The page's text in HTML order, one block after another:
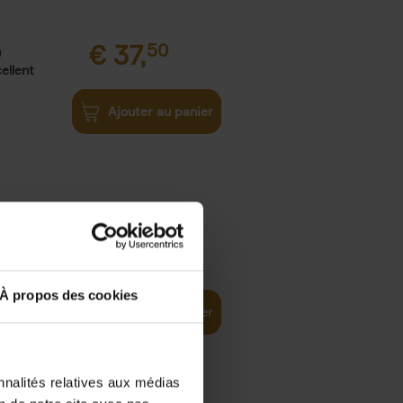
À propos des cookies
relatives aux médias
€ 37,50
Ajouter au panier
world 29,99
Ajouter au panier